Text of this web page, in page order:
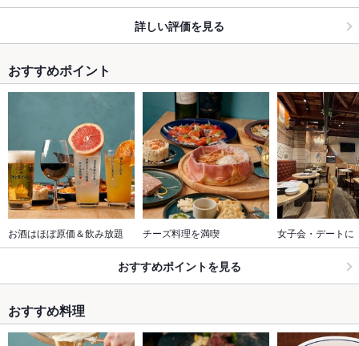
詳しい評価を見る
おすすめポイント
お酒はほぼ原価＆飲み放題 チーズ料理を満喫 女子会・デートに
おすすめポイントを見る
おすすめ料理